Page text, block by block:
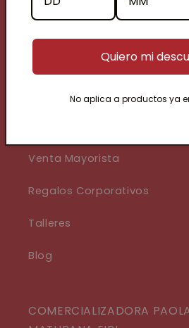
Lunes a viernes 10 a 19hrs
Sábados 10 a 14hrs
Nuestra Historia
Venta Mayorista
Regalos Corporativos
Talleres
Blog
COMERCIALIZADORA
Quiero mi
No aplica a productos ya